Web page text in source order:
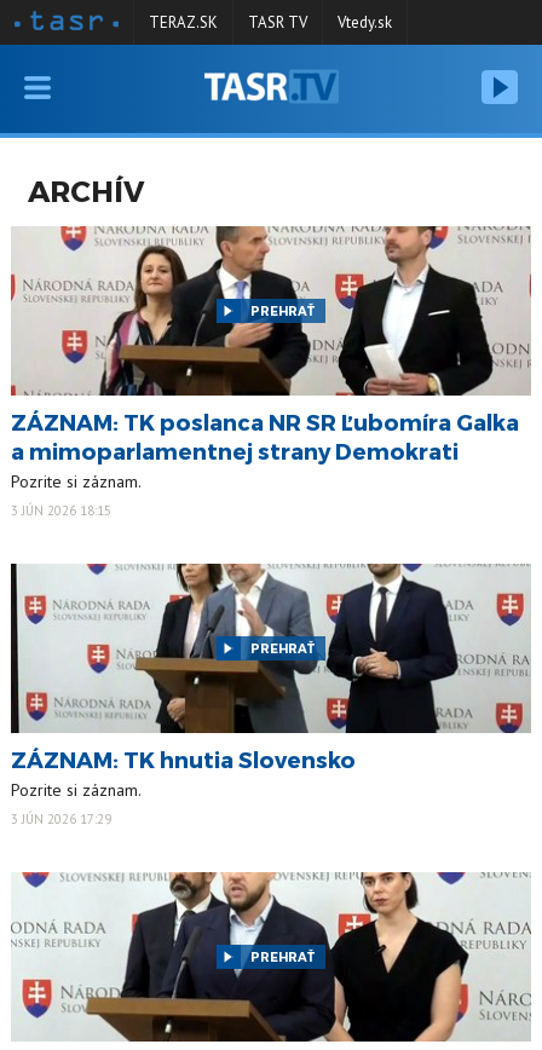
VYSIELANIE
SPRAVODAJSTVO
KONTAKT
ARCHÍV
TERAZ.SK TASR TV Vtedy.sk
ARCHÍV
PREHRAŤ
ZÁZNAM: TK poslanca NR SR Ľubomíra Galka
a mimoparlamentnej strany Demokrati
Pozrite si záznam.
3 JÚN 2026 18:15
PREHRAŤ
ZÁZNAM: TK hnutia Slovensko
Pozrite si záznam.
3 JÚN 2026 17:29
PREHRAŤ